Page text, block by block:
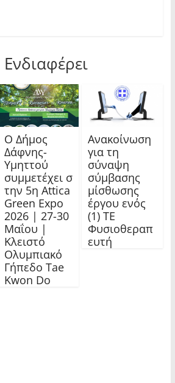
Ο Δήμος
Δάφνης-
Υμηττού
συμμετέχει σ
την 5η Attica
Green Expo
2026 | 27-30
Μαΐου |
Κλειστό
Ολυμπιακό
Γήπεδο Tae
Kwon Do
Ανακοίνωση
για τη
σύναψη
σύμβασης
μίσθωσης
έργου ενός
(1) ΤΕ
Φυσιοθεραπ
ευτή